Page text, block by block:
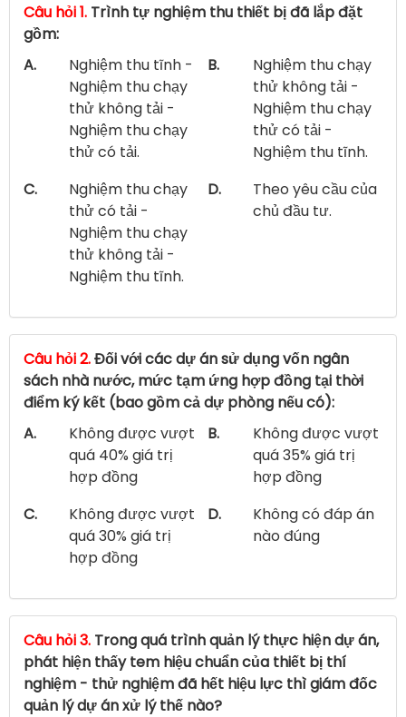
Câu hỏi 1. Trình tự nghiệm thu thiết bị đã lắp đặt
gồm:
A.
Nghiệm thu tĩnh -
Nghiệm thu chạy
thử không tải -
Nghiệm thu chạy
thử có tải.
B.
Nghiệm thu chạy
thử không tải -
Nghiệm thu chạy
thử có tải -
Nghiệm thu tĩnh.
C.
Nghiệm thu chạy
thử có tải -
Nghiệm thu chạy
thử không tải -
Nghiệm thu tĩnh.
D.
Theo yêu cầu của
chủ đầu tư.
Câu hỏi 2.Đối với các dự án sử dụng vốn ngân
sách nhà nước, mức tạm ứng hợp đồng tại thời
điểm ký kết (bao gồm cả dự phòng nếu có):
A.
Không được vượt
quá 40% giá trị
hợp đồng
B.
Không được vượt
quá 35% giá trị
hợp đồng
C.
Không được vượt
quá 30% giá trị
hợp đồng
D.
Không có đáp án
nào đúng
Câu hỏi 3. Trong quá trình quản lý thực hiện dự án,
phát hiện thấy tem hiệu chuẩn của thiết bị thí
nghiệm - thử nghiệm đã hết hiệu lực thì giám đốc
quản lý dự án xử lý thế nào?